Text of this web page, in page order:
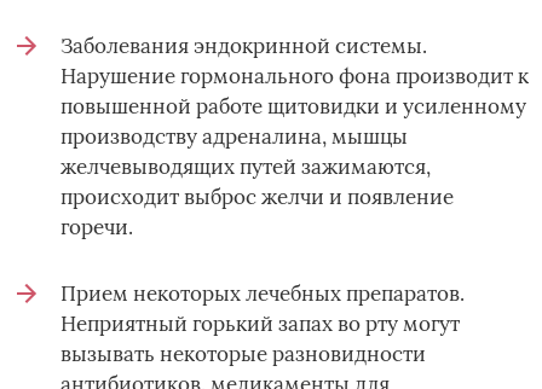
Заболевания эндокринной системы.
Нарушение гормонального фона производит к
повышенной работе щитовидки и усиленному
производству адреналина, мышцы
желчевыводящих путей зажимаются,
происходит выброс желчи и появление
горечи.
Прием некоторых лечебных препаратов.
Неприятный горький запах во рту могут
вызывать некоторые разновидности